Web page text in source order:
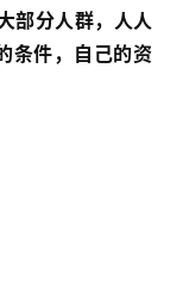
部分人群，人人
条件，自己的资